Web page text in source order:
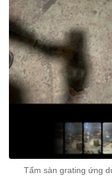
Tấm sàn grating ứng